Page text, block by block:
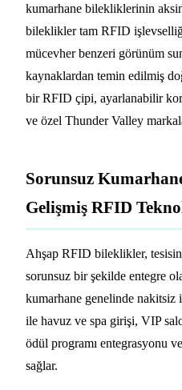
kumarhane bilekliklerinin
bileklikler tam RFID
mücevher benzeri görünüm
kaynaklardan temin edilmiş
bir RFID çipi, ayarlanabilir
ve özel Thunder Valley
Sorunsuz
Gelişmiş RFID
Ahşap RFID bileklikler,
sorunsuz bir şekilde entegre
kumarhane genelinde nakitsiz
ile havuz ve spa girişi, VIP
ödül programı entegrasyonu
sağlar.